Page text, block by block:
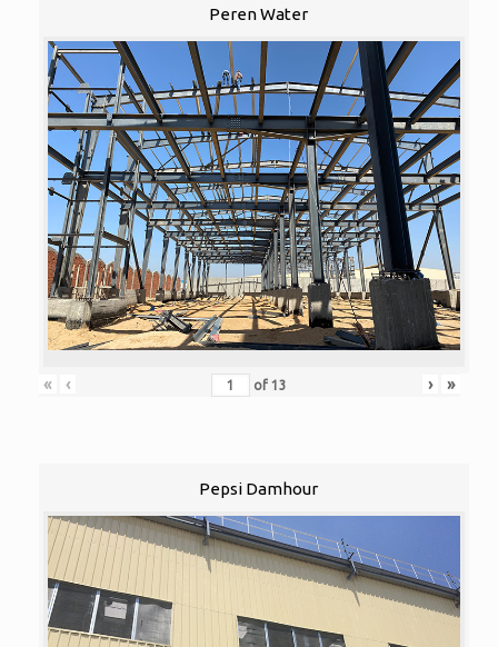
Peren Water
« ‹ of 13 › »
Pepsi Damhour